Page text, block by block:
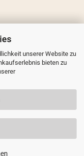
unserer Website zu
bieten zu